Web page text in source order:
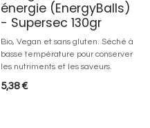
énergie (EnergyBalls)
- Supersec 130gr
Bio, Vegan et sans gluten. Séché à
basse température pour conserver
les nutriments et les saveurs.
5,38€